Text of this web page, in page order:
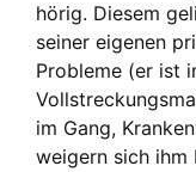
hörig. Diesem
seiner eigenen
Probleme (er ist
im Gang,
weigern sich ihm